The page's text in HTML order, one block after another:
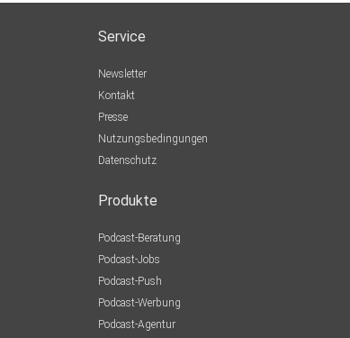
Service
Newsletter
Kontakt
Presse
Nutzungsbedingungen
Datenschutz
Produkte
Podcast-Beratung
Podcast-Jobs
Podcast-Push
Podcast-Werbung
Podcast-Agentur